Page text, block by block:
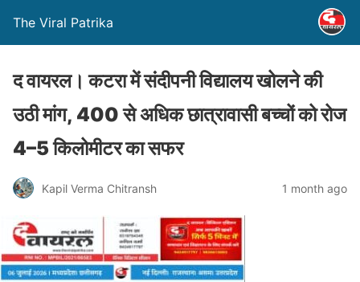
The Viral Patrika
द वायरल। कटरा में संदीपनी विद्यालय खोलने की
उठी मांग, 400 से अधिक छात्रावासी बच्चों को रोज
4–5 किलोमीटर का सफर
Kapil Verma Chitransh 1 month ago